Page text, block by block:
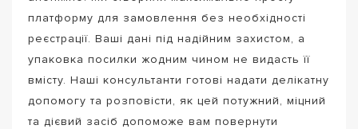
платформу для замовлення без необхідності
реєстрації. Ваші дані під надійним захистом, а
упаковка посилки жодним чином не видасть її
вмісту. Наші консультанти готові надати делікатну
допомогу та розповісти, як цей потужний, міцний
та дієвий засіб допоможе вам повернути